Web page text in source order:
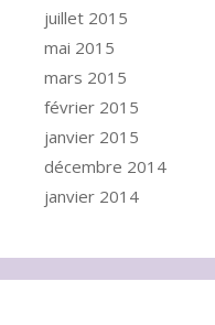
juillet 2015
mai 2015
mars 2015
février 2015
janvier 2015
décembre 2014
janvier 2014